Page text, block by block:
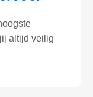
altijd veilig